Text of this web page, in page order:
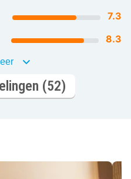
7.3
8.3
(52)